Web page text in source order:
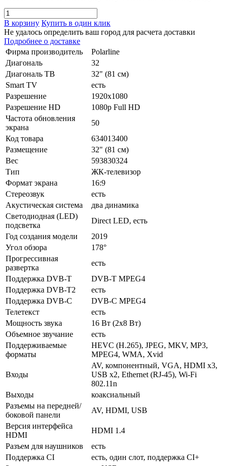
В корзину Купить в один клик
Не удалось определить ваш город для расчета доставки
Подробнее о доставке
Фирма производитель
Polarline
Диагональ
32
Диагональ ТВ
32" (81 см)
Smart TV
есть
Разрешение
1920x1080
Разрешение HD
1080p Full HD
Частота обновления
экрана
50
Код товара
634013400
Размещение
32" (81 см)
Вес
593830324
Тип
ЖК-телевизор
Формат экрана
16:9
Стереозвук
есть
Акустическая система
два динамика
Светодиодная (LED)
подсветка
Direct LED, есть
Год создания модели
2019
Угол обзора
178°
Прогрессивная
развертка
есть
Поддержка DVB-T
DVB-T MPEG4
Поддержка DVB-T2
есть
Поддержка DVB-C
DVB-C MPEG4
Телетекст
есть
Мощность звука
16 Вт (2х8 Вт)
Объемное звучание
есть
Поддерживаемые
форматы
HEVC (H.265), JPEG, MKV, MP3,
MPEG4, WMA, Xvid
Входы
AV, компонентный, VGA, HDMI x3,
USB x2, Ethernet (RJ-45), Wi-Fi
802.11n
Выходы
коаксиальный
Разъемы на передней/
боковой панели
AV, HDMI, USB
Версия интерфейса
HDMI
HDMI 1.4
Разъем для наушников
есть
Поддержка CI
есть, один слот, поддержка CI+